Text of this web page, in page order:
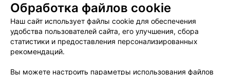
Пользовательское соглашение
Способы оплаты
Вакансии
Партнеры
Написать руководителю 103.by
Обработка файлов cookie
Наш сайт использует файлы cookie для обеспечения
удобства пользователей сайта, его улучшения, сбора
статистики и предоставления персонализированных
рекомендаций.
Вы можете настроить параметры использования файлов